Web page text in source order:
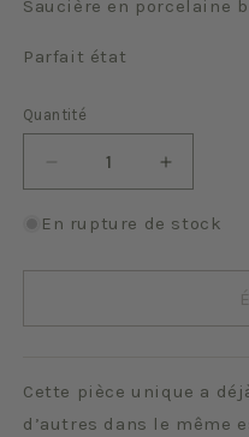
Saucière en porcelaine
Parfait état
Quantité
Quantité
Réduire
la
quantité
Porcelaine
la
quantité
En rupture de stock
Cette pièce unique a
d’autres dans le même